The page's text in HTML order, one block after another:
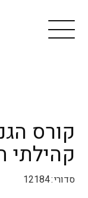
קורס
קהילתי
סדורי 12184